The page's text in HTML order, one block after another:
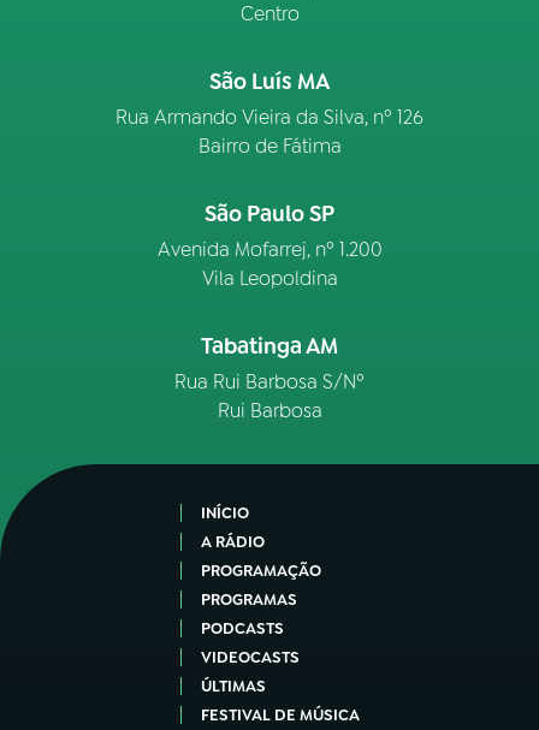
Centro
São Luís MA
Rua Armando Vieira da Silva, nº 126
Bairro de Fátima
São Paulo SP
Avenida Mofarrej, nº 1.200
Vila Leopoldina
Tabatinga AM
Rua Rui Barbosa S/Nº
Rui Barbosa
INÍCIO
A RÁDIO
PROGRAMAÇÃO
PROGRAMAS
PODCASTS
VIDEOCASTS
ÚLTIMAS
FESTIVAL DE MÚSICA